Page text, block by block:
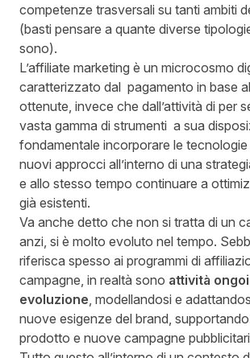
competenze trasversali su tanti ambiti
(basti pensare a quante diverse
sono).
L’affiliate marketing è un microcosmo
caratterizzato dal pagamento in base
ottenute, invece che dall’attività di per
vasta gamma di strumenti a sua
fondamentale incorporare le tecnologie
nuovi approcci all’interno di una
e allo stesso tempo continuare a
già esistenti.
Va anche detto che non si tratta di un
anzi, si è molto evoluto nel tempo.
riferisca spesso ai programmi di
campagne, in realtà sono attività
evoluzione , modellandosi e
nuove esigenze del brand,
prodotto e nuove campagne